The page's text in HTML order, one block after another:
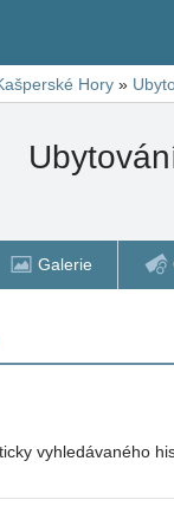
Hory »
Galerie
vyhledávaného